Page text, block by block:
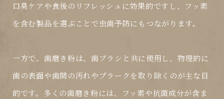
口臭ケアや食後のリフレッシュに効果的ですし、フッ素
を含む製品を選ぶことで虫歯予防にもつながります。
一方で、 歯磨き粉は、歯ブラシと共に使用し、物理的に
歯の表面や歯間の汚れやプラークを取り除くのが主な目
的です。多くの歯磨き粉には、フッ素や抗菌成分が含ま